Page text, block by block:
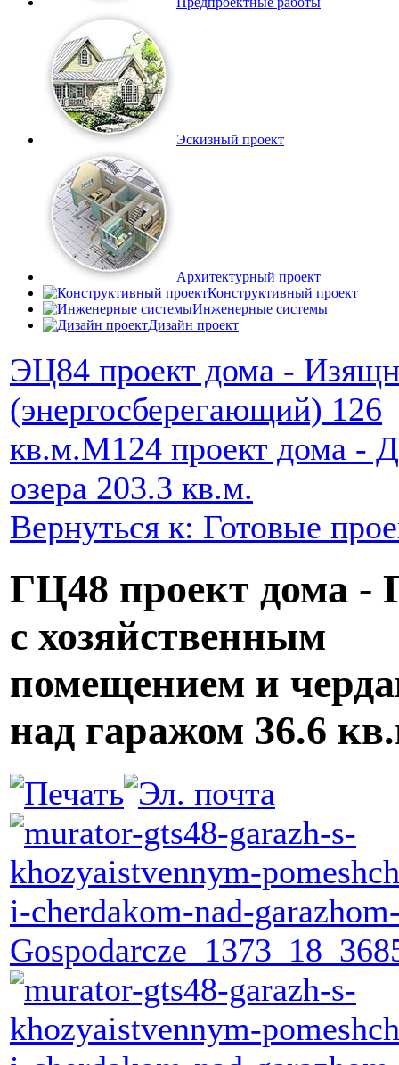
Эскизный проект
Архитектурный проект
Конструктивный проект
Инженерные системы
Дизайн проект
ЭЦ84 проект дома -
(энергосберегающий) 126
кв.м.M124 проект дома -
озера 203.3 кв.м.
Вернуться к: Готовые
ГЦ48 проект дома -
с хозяйственным
помещением и
над гаражом 36.6